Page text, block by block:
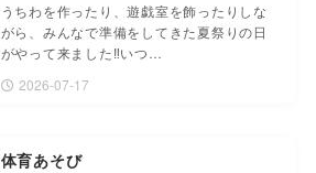
うちわを作ったり、遊戯室を飾ったりしな
がら、みんなで準備をしてきた夏祭りの日
がやって来ました‼️いつ…
2026-07-17
体育あそび